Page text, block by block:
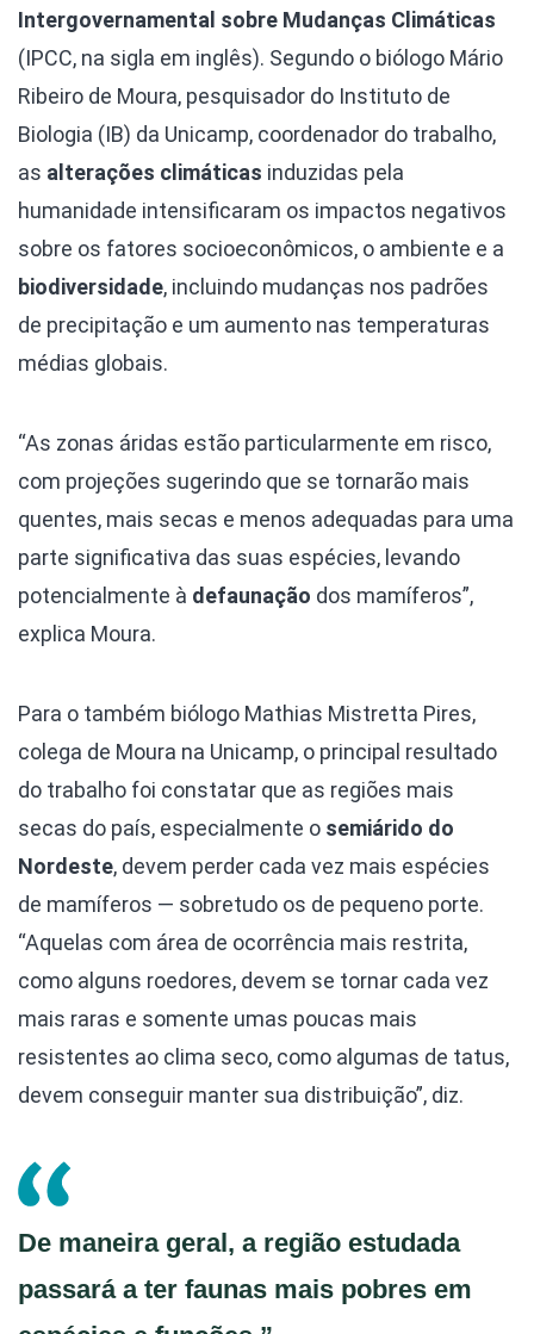
Intergovernamental sobre Mudanças Climáticas
(IPCC, na sigla em inglês). Segundo o biólogo Mário
Ribeiro de Moura, pesquisador do Instituto de
Biologia (IB) da Unicamp, coordenador do trabalho,
as alterações climáticas induzidas pela
humanidade intensificaram os impactos negativos
sobre os fatores socioeconômicos, o ambiente e a
biodiversidade, incluindo mudanças nos padrões
de precipitação e um aumento nas temperaturas
médias globais.
“As zonas áridas estão particularmente em risco,
com projeções sugerindo que se tornarão mais
quentes, mais secas e menos adequadas para uma
parte significativa das suas espécies, levando
potencialmente à defaunação dos mamíferos”,
explica Moura.
Para o também biólogo Mathias Mistretta Pires,
colega de Moura na Unicamp, o principal resultado
do trabalho foi constatar que as regiões mais
secas do país, especialmente o semiárido do
Nordeste, devem perder cada vez mais espécies
de mamíferos — sobretudo os de pequeno porte.
“Aquelas com área de ocorrência mais restrita,
como alguns roedores, devem se tornar cada vez
mais raras e somente umas poucas mais
resistentes ao clima seco, como algumas de tatus,
devem conseguir manter sua distribuição”, diz.
De maneira geral, a região estudada
passará a ter faunas mais pobres em